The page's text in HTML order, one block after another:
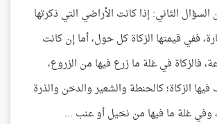
الثاني: إذا كانت الأراضي التي ذكرتها
ففي قيمتها الزكاة كل حول، أما إن كانت
فالزكاة في غلة ما زرع فيها من الزروع،
الزكاة؛ كالحنطة والشعير والدخن والذرة
وفي غلة ما فيها من نخيل أو عنب ...